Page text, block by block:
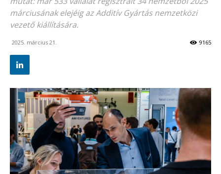
márciusának elejéig az Additív Gyártás nemzetközi
vezető kiállítására.
2025. március 21. 9165